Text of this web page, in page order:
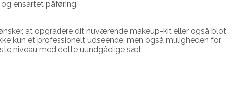
ensartet påføring.
at opgradere dit nuværende makeup-kit eller også blot
kun et professionelt udseende, men også muligheden for,
niveau med dette uundgåelige sæt;